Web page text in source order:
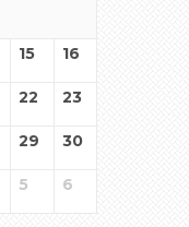
15 16
22 23
29 30
5 6